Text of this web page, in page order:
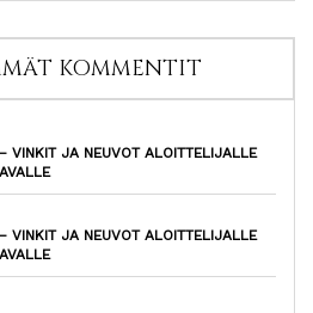
KOMMENTIT
VINKIT JA NEUVOT ALOITTELIJALLE
VINKIT JA NEUVOT ALOITTELIJALLE